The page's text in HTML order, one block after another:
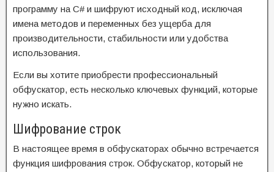
программу на C# и шифруют исходный код, исключая
имена методов и переменных без ущерба для
производительности, стабильности или удобства
использования.
Если вы хотите приобрести профессиональный
обфускатор, есть несколько ключевых функций, которые
нужно искать.
Шифрование строк
В настоящее время в обфускаторах обычно встречается
функция шифрования строк. Обфускатор, который не